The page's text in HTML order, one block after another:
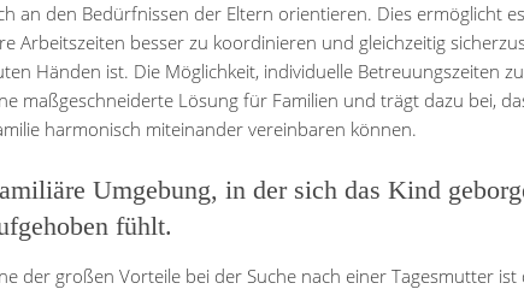
an den Bedürfnissen der Eltern orientieren. Dies ermöglicht
Arbeitszeiten besser zu koordinieren und gleichzeitig
Händen ist. Die Möglichkeit, individuelle Betreuungszeiten
maßgeschneiderte Lösung für Familien und trägt dazu bei,
harmonisch miteinander vereinbaren können.
Umgebung, in der sich das Kind
fühlt.
der großen Vorteile bei der Suche nach einer Tagesmutter